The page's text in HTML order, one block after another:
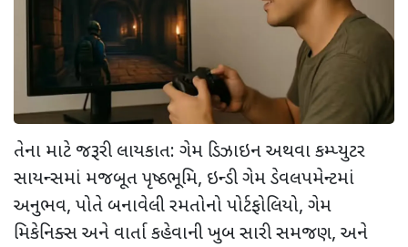
તેના માટે જરૂરી લાયકાત: ગેમ ડિઝાઇન અથવા કમ્પ્યુટર
સાયન્સમાં મજબૂત પૃષ્ઠભૂમિ, ઇન્ડી ગેમ ડેવલપમેન્ટમાં
અનુભવ, પોતે બનાવેલી રમતોનો પોર્ટફોલિયો, ગેમ
મિકેનિક્સ અને વાર્તા કહેવાની ખુબ સારી સમજણ, અને